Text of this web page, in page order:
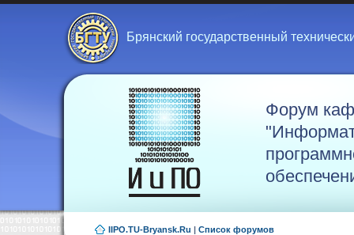
Брянский государственный
Форум
IIPO.TU-Bryansk.Ru | Список форумов